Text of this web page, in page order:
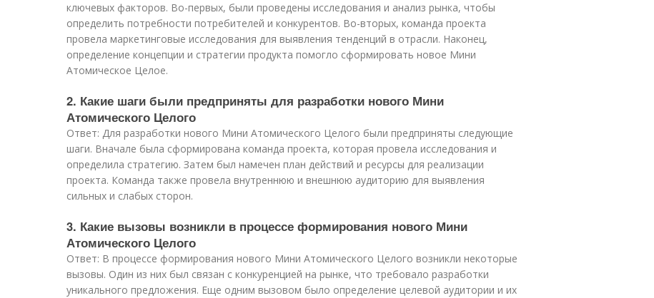
ключевых факторов. Во-первых, были проведены исследования и анализ рынка, чтобы
определить потребности потребителей и конкурентов. Во-вторых, команда проекта
провела маркетинговые исследования для выявления тенденций в отрасли. Наконец,
определение концепции и стратегии продукта помогло сформировать новое Мини
Атомическое Целое.
2. Какие шаги были предприняты для разработки нового Мини
Атомического Целого
Ответ: Для разработки нового Мини Атомического Целого были предприняты следующие
шаги. Вначале была сформирована команда проекта, которая провела исследования и
определила стратегию. Затем был намечен план действий и ресурсы для реализации
проекта. Команда также провела внутреннюю и внешнюю аудиторию для выявления
сильных и слабых сторон.
3. Какие вызовы возникли в процессе формирования нового Мини
Атомического Целого
Ответ: В процессе формирования нового Мини Атомического Целого возникли некоторые
вызовы. Один из них был связан с конкуренцией на рынке, что требовало разработки
уникального предложения. Еще одним вызовом было определение целевой аудитории и их